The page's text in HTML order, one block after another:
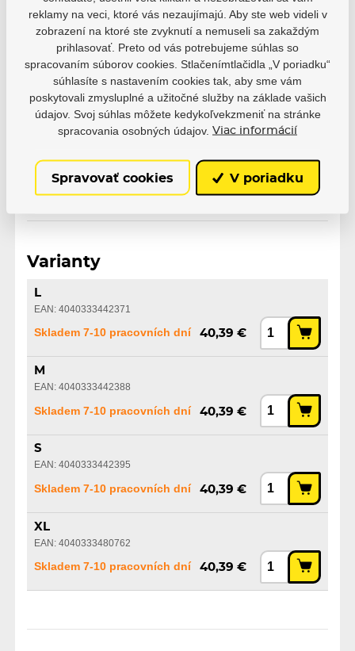
Parametre
Výrobce Powerslide
Veľkosť L
Varianty
L
EAN: 4040333442371
Skladem 7-10 pracovních dní 40,39 €
M
EAN: 4040333442388
Skladem 7-10 pracovních dní 40,39 €
S
EAN: 4040333442395
Skladem 7-10 pracovních dní 40,39 €
XL
EAN: 4040333480762
Skladem 7-10 pracovních dní 40,39 €
reklamy na veci, ktoré vás nezaujímajú. Aby ste web videli v
zobrazení na ktoré ste zvyknutí a nemuseli sa zakaždým
prihlasovať. Preto od vás potrebujeme súhlas so
spracovaním súborov cookies. Stlačenímtlačidla „V poriadku“
súhlasíte s nastavením cookies tak, aby sme vám
poskytovali zmysluplné a užitočné služby na základe vašich
údajov. Svoj súhlas môžete kedykoľvekzmeniť na stránke
spracovania osobných údajov. Viac informácií
Spravovať cookies V poriadku